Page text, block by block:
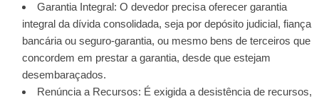
Garantia Integral: O devedor precisa oferecer garantia
integral da dívida consolidada, seja por depósito judicial, fiança
bancária ou seguro-garantia, ou mesmo bens de terceiros que
concordem em prestar a garantia, desde que estejam
desembaraçados.
Renúncia a Recursos: É exigida a desistência de recursos,